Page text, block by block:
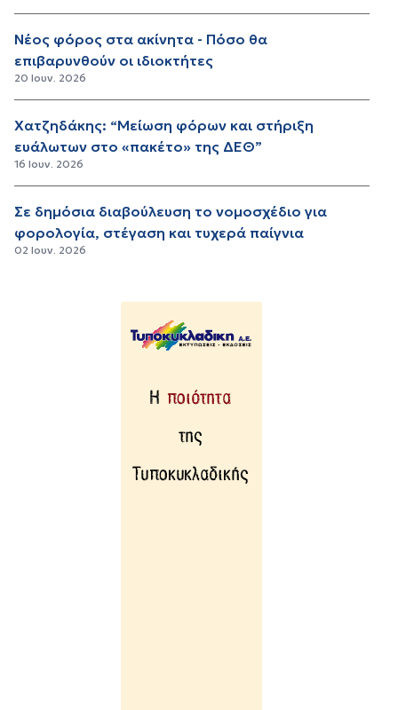
Νέος φόρος στα ακίνητα - Πόσο θα
επιβαρυνθούν οι ιδιοκτήτες
20 Ιουν. 2026
Χατζηδάκης: “Μείωση φόρων και στήριξη
ευάλωτων στο «πακέτο» της ΔΕΘ”
16 Ιουν. 2026
Σε δημόσια διαβούλευση το νομοσχέδιο για
φορολογία, στέγαση και τυχερά παίγνια
02 Ιουν. 2026